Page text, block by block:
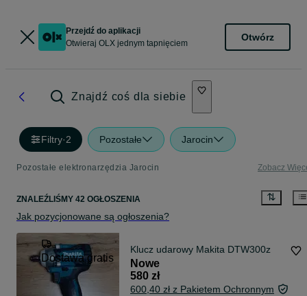
Przejdź do aplikacji
Otwieraj OLX jednym tapnięciem
Otwórz
Znajdź coś dla siebie
Filtry·2 Pozostałe Jarocin
Pozostałe elektronarzędzia Jarocin Zobacz
ZNALEŹLIŚMY 42 OGŁOSZENIA
Jak pozycjonowane są ogłoszenia?
Dostawa gratis
Klucz udarowy Makita DTW300z
Nowe
580 zł
600,40 zł z Pakietem Ochronnym